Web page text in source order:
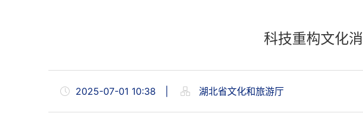
科技重构文化
2025-07-01 10:38 湖北省文化和旅游厅